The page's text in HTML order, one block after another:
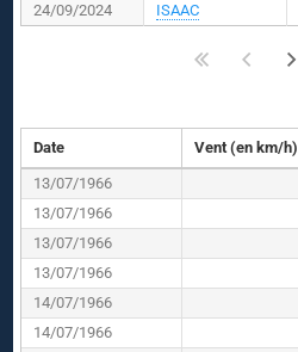
24/09/2024
ISAAC
Date Vent (en km/h)
13/07/1966
13/07/1966
13/07/1966
13/07/1966
14/07/1966
14/07/1966